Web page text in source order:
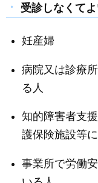
受診しなくて
妊産婦
病院又は診療
る人
知的障害者支
護保険施設等
事業所で労働